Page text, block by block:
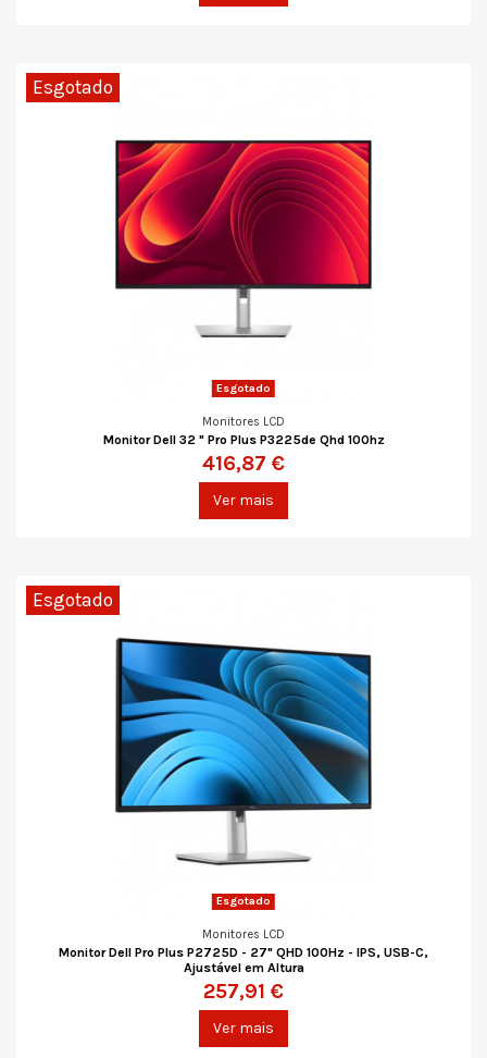
Esgotado
Esgotado
Monitores LCD
Monitor Dell 32 " Pro Plus P3225de Qhd 100hz
416,87 €
Ver mais
Esgotado
Esgotado
Monitores LCD
Monitor Dell Pro Plus P2725D - 27" QHD 100Hz - IPS, USB-C,
Ajustável em Altura
257,91 €
Ver mais